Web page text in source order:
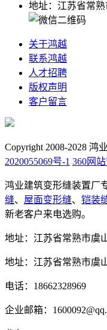
地址：江苏省常
关于鸿越
联系鸿越
人才招聘
版权声明
客户留言
Copyright 2008-2028 鸿
2020055069号-1 360网
鸿业建筑变形缝装置厂
缝、 屋面变形缝、 铠装
新老客户来电选购。
地址：江苏省常熟市虞
地址：江苏省常熟市虞
电话：18662328969
企业邮箱：